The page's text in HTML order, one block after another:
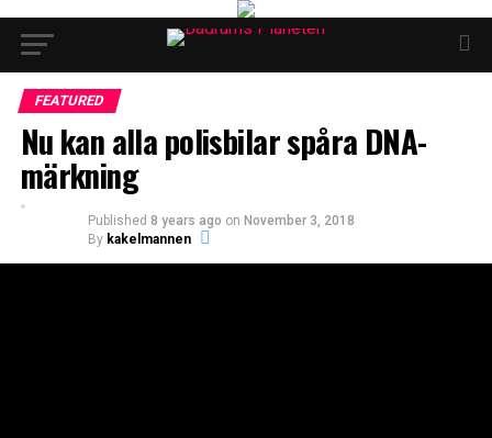
FEATURED
Nu kan alla polisbilar spåra DNA-
märkning
Published 8 years ago on November 3, 2018
By kakelmannen